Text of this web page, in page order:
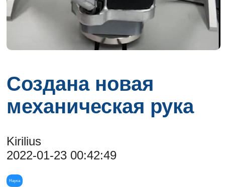
Создана новая
механическая рука
Kirilius
2022-01-23 00:42:49
Наука